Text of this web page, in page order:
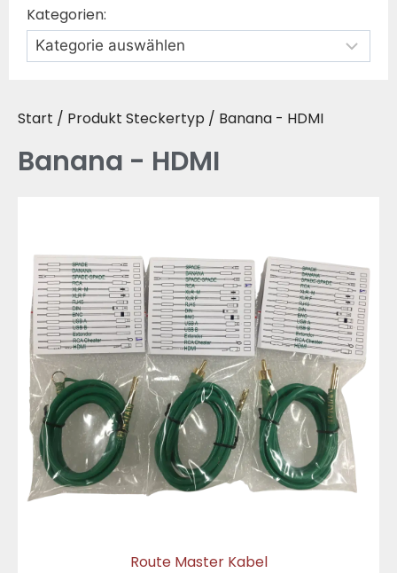
Kategorien:
Start / Produkt Steckertyp / Banana - HDMI
Banana - HDMI
Route Master Kabel